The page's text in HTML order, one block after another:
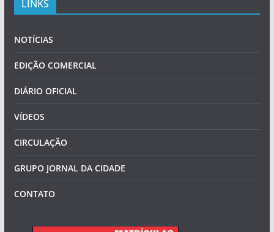
LINKS
NOTÍCIAS
EDIÇÃO COMERCIAL
DIÁRIO OFICIAL
VÍDEOS
CIRCULAÇÃO
GRUPO JORNAL DA CIDADE
CONTATO